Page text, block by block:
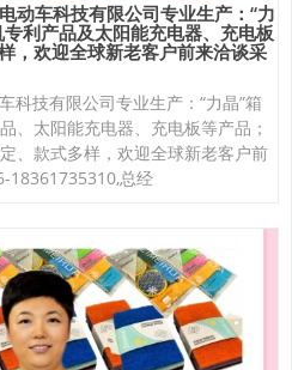
动车科技有限公司专业生产：“力
利产品及太阳能充电器、充电板
，欢迎全球新老客户前来洽谈采
科技有限公司专业生产：“力晶”箱
、太阳能充电器、充电板等产品；
、款式多样，欢迎全球新老客户前
18361735310,总经